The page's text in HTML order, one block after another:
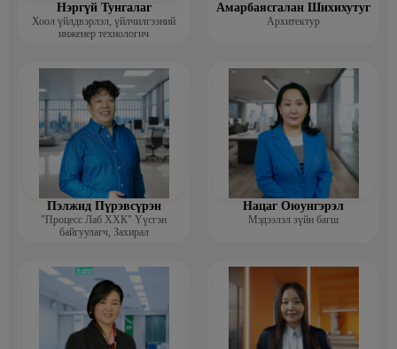
Нэргүй Тунгалаг
Хоол үйлдвэрлэл, үйлчилгээний
инженер технологич
Амарбаясгалан Шихихутуг
Архитектур
Пэлжид Пүрэвсүрэн
"Процесс Лаб ХХК" Үүсгэн
байгуулагч, Захирал
Нацаг Оюунгэрэл
Мэдээлэл зүйн багш